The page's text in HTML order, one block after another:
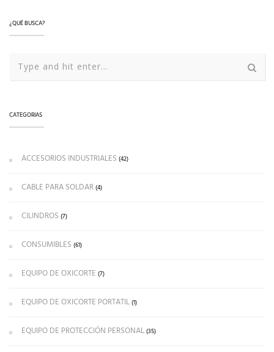
¿QUÉ BUSCA?
CATEGORIAS
ACCESORIOS INDUSTRIALES (42)
CABLE PARA SOLDAR(4)
CILINDROS (7)
CONSUMIBLES (61)
EQUIPO DE OXICORTE (7)
EQUIPO DE OXICORTE PORTATIL(1)
EQUIPO DE PROTECCIÓN PERSONAL(35)